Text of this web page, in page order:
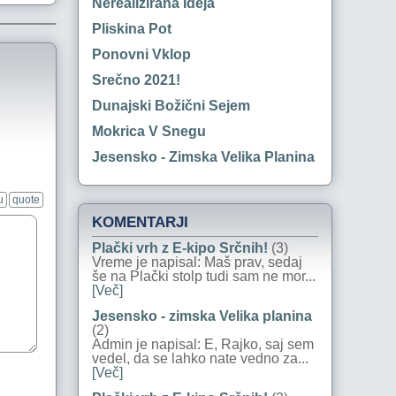
quote
Nerealizirana Ideja
Pliskina Pot
Ponovni Vklop
Srečno 2021!
Dunajski Božični Sejem
Mokrica V Snegu
Jesensko - Zimska Velika Planina
KOMENTARJI
Plački vrh z E-kipo Srčnih! (3)
Vreme je napisal: Maš prav, sedaj
še na Plački stolp tudi sam ne mor...
[Več]
Jesensko - zimska Velika planina
(2)
Admin je napisal: E, Rajko, saj sem
vedel, da se lahko nate vedno za...
[Več]